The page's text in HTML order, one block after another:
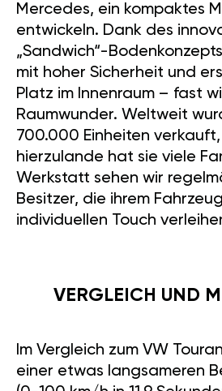
Mercedes, ein kompaktes
entwickeln. Dank des
„Sandwich“-
mit hoher Sicherheit und
Platz im Innenraum – fast
Raumwunder. Weltweit
700.000 Einheiten
hierzulande hat sie viele
Werkstatt sehen wir
Besitzer, die ihrem
individuellen Touch
VERGLEICH UND
Im Vergleich zum VW
einer etwas langsameren